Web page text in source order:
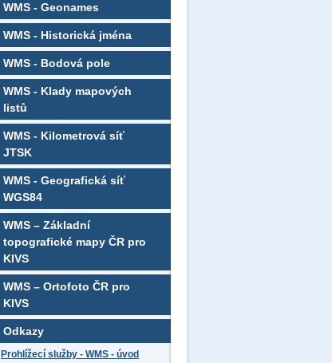
WMS - Geonames
WMS - Historická jména
WMS - Bodová pole
WMS - Klady mapových
listů
WMS - Kilometrová síť
JTSK
WMS - Geografická síť
WGS84
WMS – Základní
topografické mapy ČR pro
KIVS
WMS – Ortofoto ČR pro
KIVS
Odkazy
Prohlížecí služby - WMS - úvod